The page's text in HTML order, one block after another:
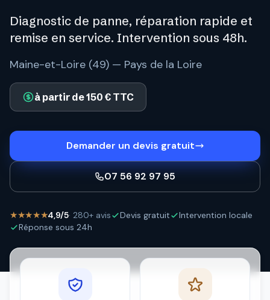
Diagnostic de panne, réparation rapide et
remise en service. Intervention sous 48h.
Maine-et-Loire (49) — Pays de la Loire
à partir de 150 € TTC
Demander un devis gratuit
07 56 92 97 95
★★★★★4,9/5· 280+ avis Devis gratuit
Intervention locale
Réponse sous 24h